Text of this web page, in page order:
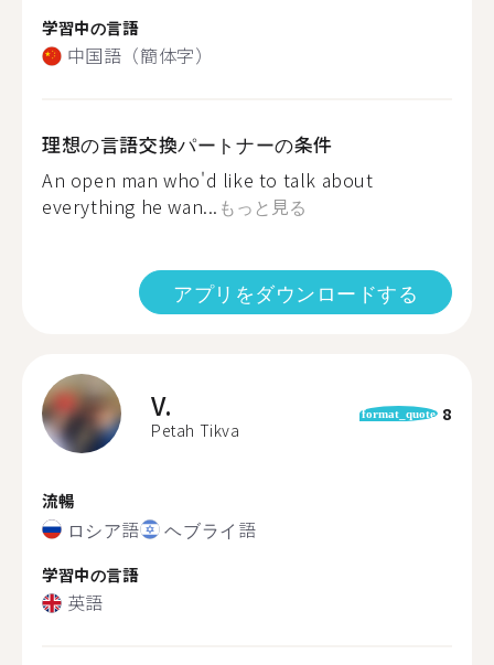
学習中の言語
中国語（簡体字）
理想の言語交換パートナーの条件
An open man who'd like to talk about
everything he wan... もっと見る
アプリをダウンロードする
V.
Petah Tikva
format_quote 8
流暢
ロシア語 ヘブライ語
学習中の言語
英語